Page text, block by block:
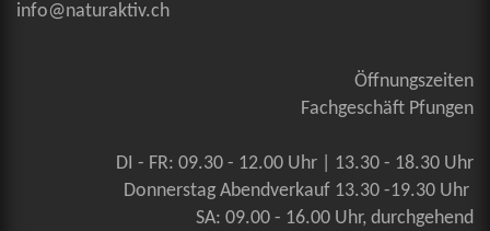
info@naturaktiv.ch
Öffnungszeiten
Fachgeschäft Pfungen
DI - FR: 09.30 - 12.00 Uhr | 13.30 - 18.30 Uhr
Donnerstag Abendverkauf 13.30 -19.30 Uhr
SA: 09.00 - 16.00 Uhr, durchgehend